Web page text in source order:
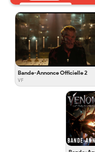
Bande-Annonce Officielle 2
VF